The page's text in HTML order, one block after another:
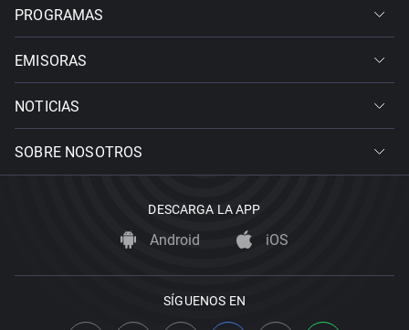
PROGRAMAS
EMISORAS
NOTICIAS
SOBRE NOSOTROS
DESCARGA LA APP
Android iOS
SÍGUENOS EN